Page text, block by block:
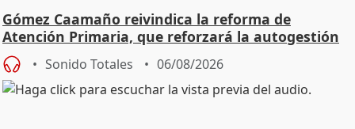
Gómez Caamaño reivindica la reforma de
Atención Primaria, que reforzará la autogestión
Sonido Totales 06/08/2026